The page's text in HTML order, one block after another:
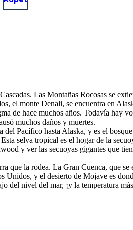
Las Montañas Rocosas se
el monte Denali, se encuentra en
de hace muchos años. Todavía hay
muchos daños y muertes.
Pacífico hasta Alaska, y es el
selva tropical es el hogar de la
y ver las secuoyas gigantes que
que la rodea. La Gran Cuenca, que
Unidos, y el desierto de Mojave es
del nivel del mar, ¡y la temperatura